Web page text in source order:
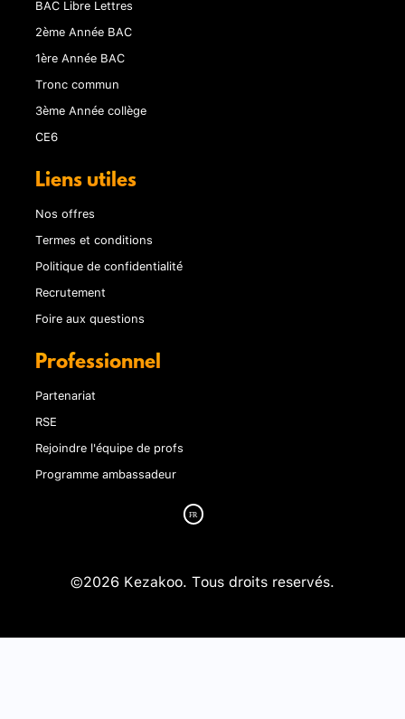
BAC Libre Lettres
2ème Année BAC
1ère Année BAC
Tronc commun
3ème Année collège
CE6
Liens utiles
Nos offres
Termes et conditions
Politique de confidentialité
Recrutement
Foire aux questions
Professionnel
Partenariat
RSE
Rejoindre l'équipe de profs
Programme ambassadeur
©2026 Kezakoo. Tous droits reservés.